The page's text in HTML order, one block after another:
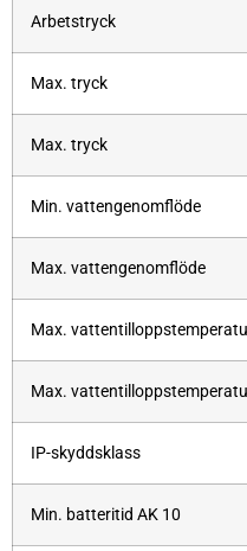
Arbetstryck
Max. tryck
Max. tryck
Min. vattengenomflöde
Max. vattengenomflöde
Max.
Max.
IP-skyddsklass
Min. batteritid AK 10